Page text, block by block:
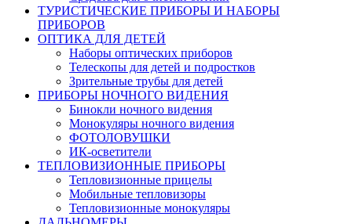
ТУРИСТИЧЕСКИЕ ПРИБОРЫ И НАБОРЫ
ПРИБОРОВ
ОПТИКА ДЛЯ ДЕТЕЙ
Наборы оптических приборов
Телескопы для детей и подростков
Зрительные трубы для детей
ПРИБОРЫ НОЧНОГО ВИДЕНИЯ
Бинокли ночного видения
Монокуляры ночного видения
ФОТОЛОВУШКИ
ИК-осветители
ТЕПЛОВИЗИОННЫЕ ПРИБОРЫ
Тепловизионные прицелы
Мобильные тепловизоры
Тепловизионные монокуляры